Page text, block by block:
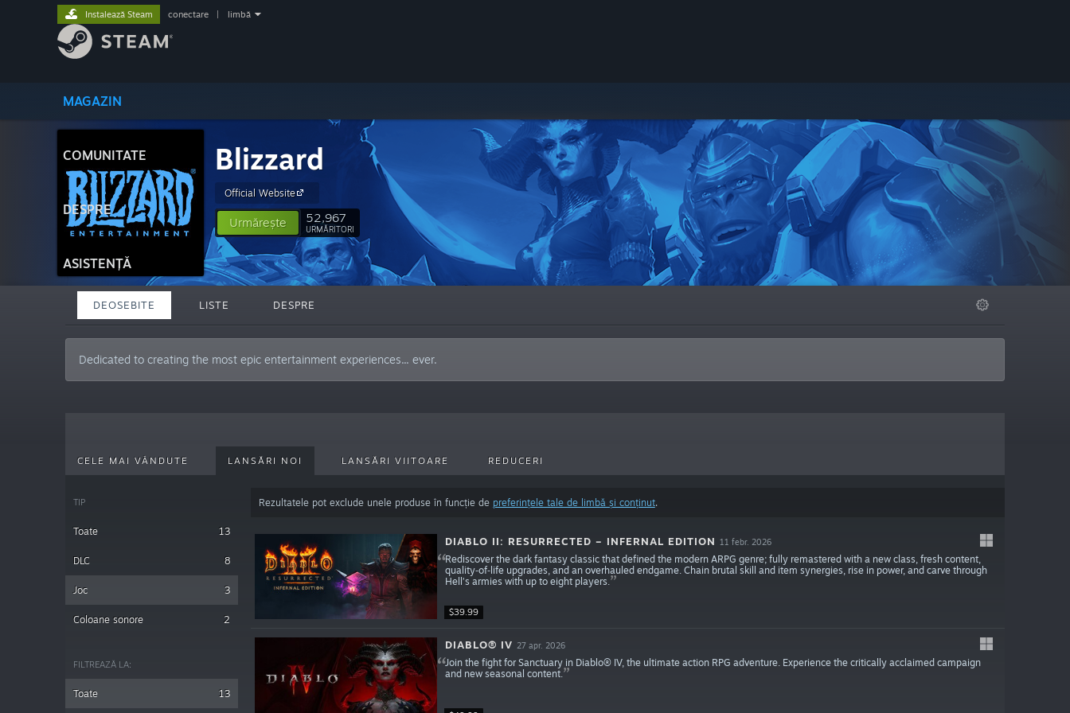
MAGAZIN
COMUNITATE
DESPRE
ASISTENȚĂ
Instalează Steam conectare limbă
Blizzard
Official Website
Urmărește 52,967
URMĂRITORI
DEOSEBITE LISTE DESPRE
Dedicated to creating the most epic entertainment experiences... ever.
CELE MAI VÂNDUTE LANSĂRI NOI LANSĂRI VIITOARE REDUCERI
TIP
Toate 13
DLC 8
Joc 3
Coloane sonore 2
FILTREAZĂ LA:
Toate 13
Rezultatele pot exclude unele produse în funcție de preferințele tale de limbă și conținut.
$39.99
DIABLO II: RESURRECTED – INFERNAL EDITION 11 febr. 2026
Rediscover the dark fantasy classic that defined the modern ARPG genre; fully remastered with a new class, fresh content,
quality‑of‑life upgrades, and an overhauled endgame. Chain brutal skill and item synergies, rise in power, and carve through
Hell’s armies with up to eight players.
DIABLO® IV 27 apr. 2026
Join the fight for Sanctuary in Diablo® IV, the ultimate action RPG adventure. Experience the critically acclaimed campaign
and new seasonal content.